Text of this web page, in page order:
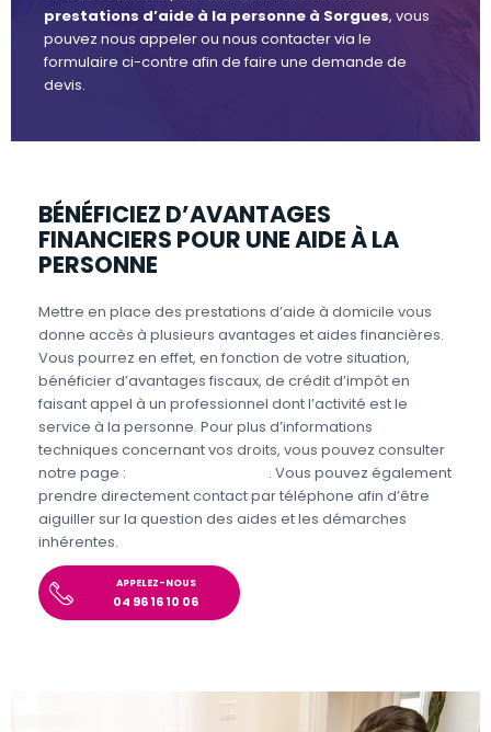
prestations d’aide à la personne à Sorgues, vous
pouvez nous appeler ou nous contacter via le
formulaire ci-contre afin de faire une demande de
devis.
BÉNÉFICIEZ D’AVANTAGES
FINANCIERS POUR UNE AIDE À LA
PERSONNE
Mettre en place des prestations d’aide à domicile vous
donne accès à plusieurs avantages et aides financières.
Vous pourrez en effet, en fonction de votre situation,
bénéficier d’avantages fiscaux, de crédit d’impôt en
faisant appel à un professionnel dont l’activité est le
service à la personne. Pour plus d’informations
techniques concernant vos droits, vous pouvez consulter
notre page :
. Vous pouvez également
prendre directement contact par téléphone afin d’être
aiguiller sur la question des aides et les démarches
inhérentes.
APPELEZ-NOUS
04 96 16 10 06